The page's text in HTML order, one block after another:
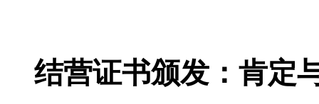
结营证书颁发：肯定